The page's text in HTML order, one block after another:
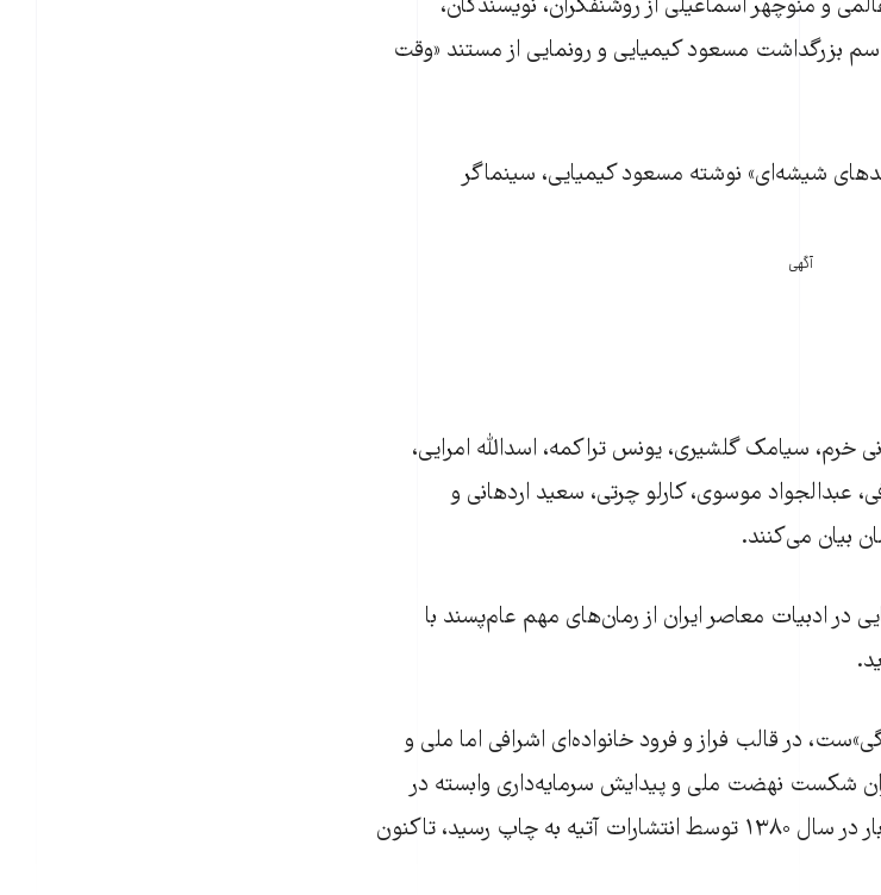
و منوچهر اسماعیلی از روشنفکران، نویسندگان،
بزرگداشت مسعود کیمیایی و رونمایی از مستند «وقت
شیشه‌ای» نوشته مسعود کیمیایی، سینماگر
آگهی
خرم، سیامک گلشیری، یونس تراکمه، اسدالله امرایی،
عبدالجواد موسوی، کارلو چرتی، سعید اردهانی و
بیان می‌کنند.
ادبیات معاصر ایران از رمان‌های مهم عام‌پسند با
در قالب فراز و فرود خانواده‌ای اشرافی اما ملی و
شکست نهضت ملی و پیدایش سرمایه‌داری وابسته در
ایران را روایت می‌کند. این رمان که اولین بار در سال ۱۳۸۰ توسط انتشارات آتیه به چاپ رسید، تاکنون